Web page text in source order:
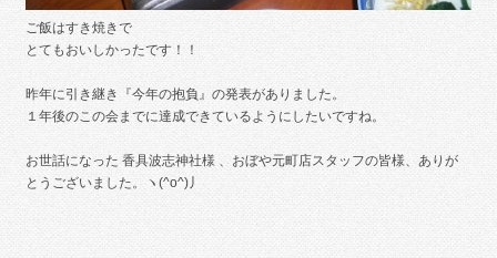
ご飯はすき焼きで
とてもおいしかったです！！
昨年に引き継き『今年の抱負』の発表がありました。
１年後のこの会までに達成できているようにしたいですね。
お世話になった 香具波志神社様 、おぼや元町店スタッフの皆様、ありが
とうございました。ヽ(^o^)丿